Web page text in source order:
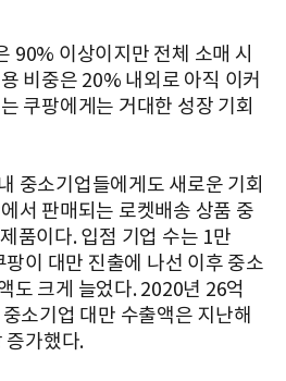
90% 이상이지만 전체 소매 시
비중은 20% 내외로 아직 이커
쿠팡에게는 거대한 성장 기회
중소기업들에게도 새로운 기회
서 판매되는 로켓배송 상품 중
품이다. 입점 기업 수는 1만
이 대만 진출에 나선 이후 중소
도 크게 늘었다. 2020년 26억
소기업 대만 수출액은 지난해
증가했다.